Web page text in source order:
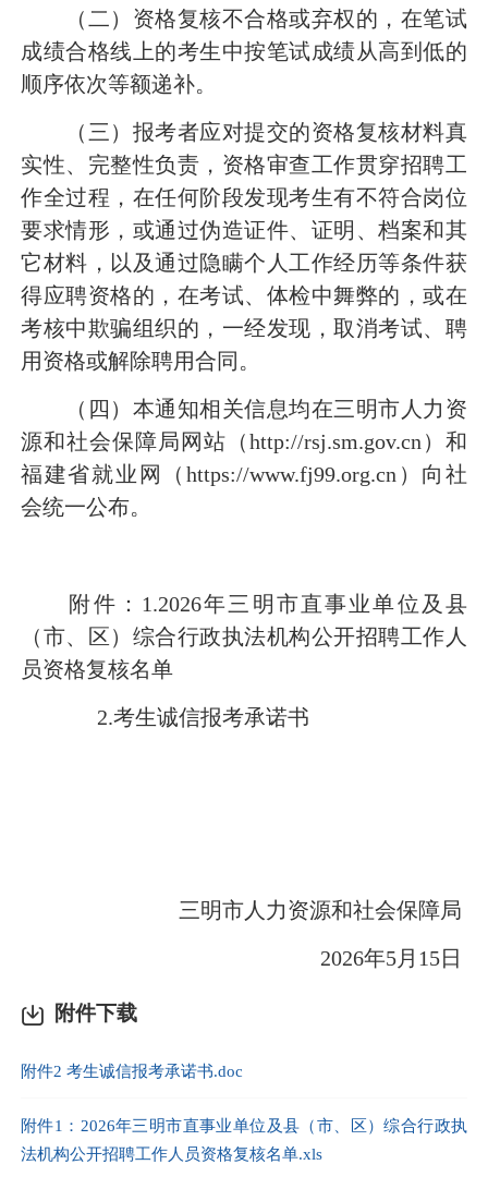
（二） 资格复核不合格或弃权的，在笔试
成绩合格线上的考生中按笔试成绩从高到低的
顺序依次等额递补。
（三） 报考者应对提交的资格复核材料真
实性、完整性负责， 资格审查工作贯穿招聘工
作全过程，在任何阶段发现考生有不符合岗位
要求情形 ， 或通过伪造证件、证明、档案和其
它材料，以及通过隐瞒个人工作经历等条件获
得应聘资格的，在考试、体检中舞弊的 ，或在
考核中欺骗组织的，一经发现，取消考试、聘
用资格或解除聘用合同 。
（四）本通知相关信息均在三明市人力资
源和社会保障局网站（http://rsj.sm.gov.cn ）和
福建省就业网 （ https://www.fj99.org.cn） 向社
会统一公布。
附件：1.2026年三明市直事业单位及县
（市、区）综合行政执法机构公开招聘工作人
员资格复核名单
2.考生诚信报考承诺书
三明市人力资源和社会保障局
2026年5月 15日
附件下载
附件2 考生诚信报考承诺书.doc
附件1：2026年三明市直事业单位及县（市、区）综合行政执
法机构公开招聘工作人员资格复核名单.xls